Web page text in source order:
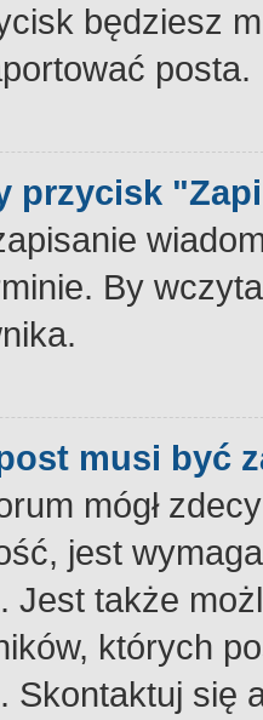
będziesz
posta.
przycisk
By
musi być
mógł
jest
Jest także
których
Skontaktuj się